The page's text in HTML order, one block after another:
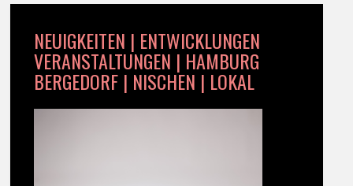
NEUIGKEITEN | ENTWICKLUNGEN
VERANSTALTUNGEN | HAMBURG
BERGEDORF | NISCHEN | LOKAL